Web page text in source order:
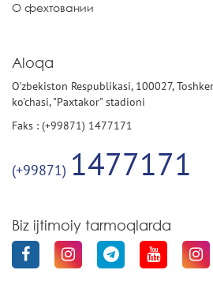
О фехтовании
Aloqa
O'zbekiston Respublikasi, 100027,
ko'chasi, "Paxtakor" stadioni
Faks : (+99871) 1477171
(+99871) 1477171
Biz ijtimoiy tarmoqlarda